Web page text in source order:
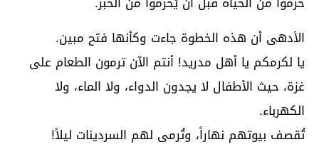
الأدهى أن هذه الخطوة جاءت وكأنها فتح مبين.
يا لكرمكم يا أهل مدريد! أنتم الآن ترمون الطعام على
غزة، حيث الأطفال لا يجدون الدواء، ولا الماء، ولا
الكهرباء.
تُقصف بيوتهم نهاراً، وتُرمى لهم السردينات ليلاً!